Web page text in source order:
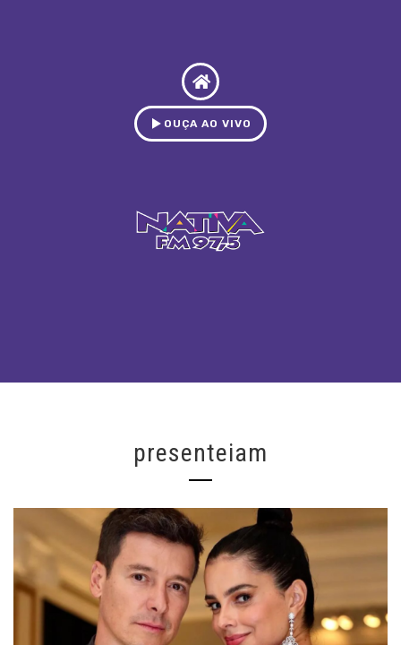
OUÇA AO VIVO
presenteiam